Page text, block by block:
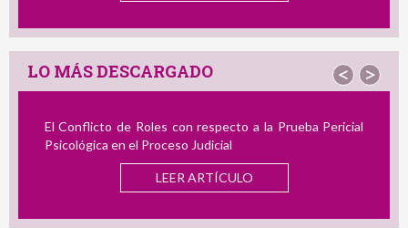
LO MÁS DESCARGADO < >
a la Prueba Pericial
Revisión de Instrumentos en
Acoso Laboral: Su Utilidad en la